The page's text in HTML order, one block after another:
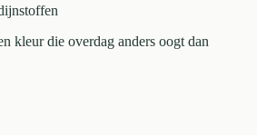
kleur die overdag anders oogt dan